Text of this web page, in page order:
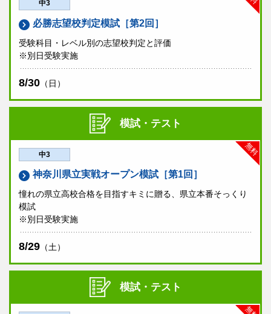
中3
必勝志望校判定模試［第2回］
受験科目・レベル別の志望校判定と評価
※別日受験実施
8/30 （日）
模試・テスト
無料
中3
神奈川県立実戦オープン模試［第1回］
憧れの県立高校合格を目指すキミに贈る、県立本番そっくり
模試
※別日受験実施
8/29 （土）
模試・テスト